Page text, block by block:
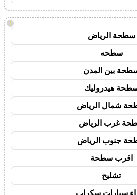
!
سطحة الرياض
سطحه
بين المدن
هيدروليك
شمال الرياض
غرب الرياض
جنوب الرياض
اقرب سطحة
تشليح
سيارات سكراب